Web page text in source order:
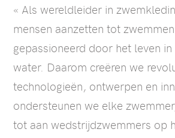
« Als wereldleider in
mensen aanzetten tot
gepassioneerd door het leven
water. Daarom creëren we
technologieën, ontwerpen en
ondersteunen we elke
tot aan wedstrijdzwemmers op